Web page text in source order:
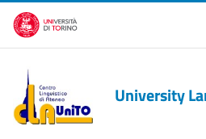
Skip to main content
University